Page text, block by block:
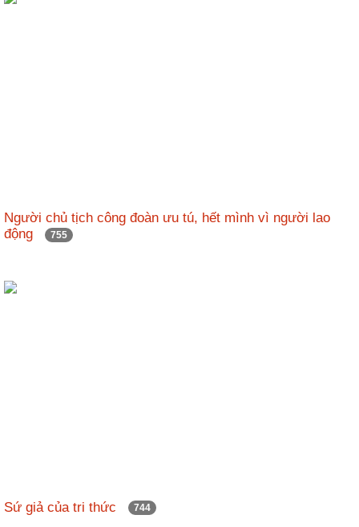
Người chủ tịch công đoàn ưu tú, hết mình vì người lao
động
755
Sứ giả của tri thức 744